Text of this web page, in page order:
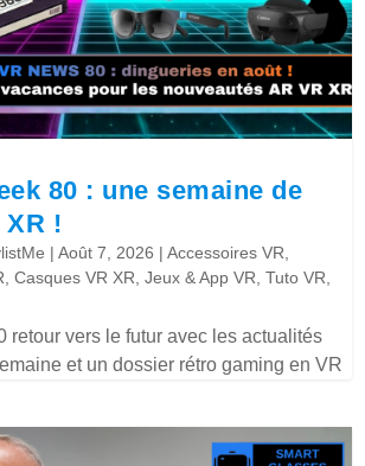
80 : une semaine de
!
|Août 7, 2026 |Accessoires VR,
,Casques VR XR,Jeux & App VR,Tuto VR,
retour vers le futur avec les actualités
et un dossier rétro gaming en VR